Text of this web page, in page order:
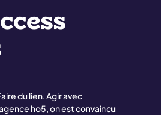
ccess
du lien. Agir avec
ho5, on est convaincu